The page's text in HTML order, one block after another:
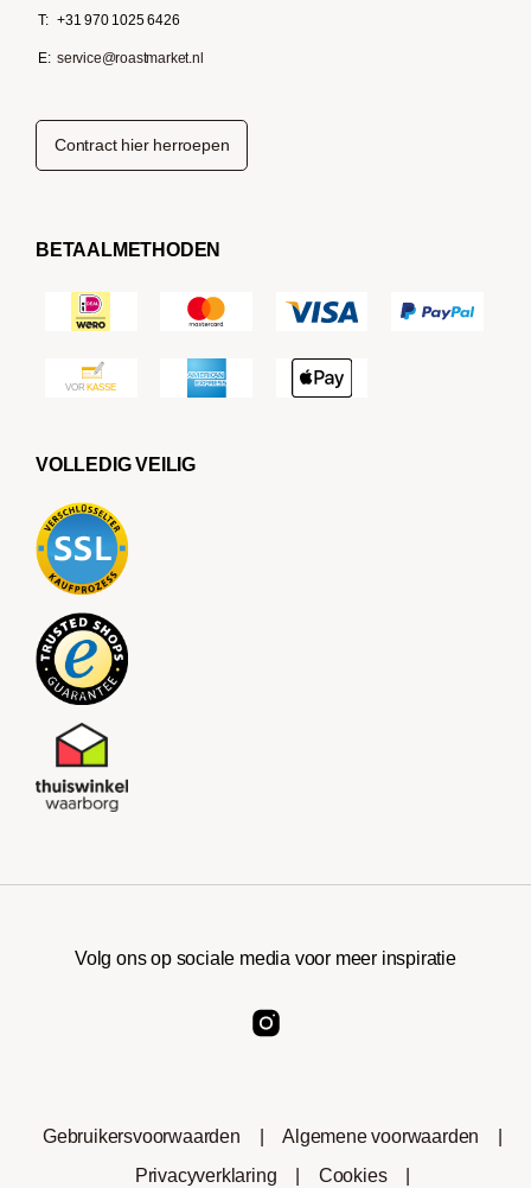
T: +31 970 1025 6426
E: service@roastmarket.nl
Contract hier herroepen
BETAALMETHODEN
VOLLEDIG VEILIG
Volg ons op sociale media voor meer inspiratie
Gebruikersvoorwaarden Algemene voorwaarden
Privacyverklaring
Cookies